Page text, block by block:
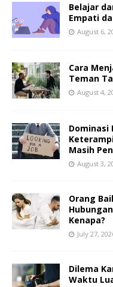
Belajar
Empati
August 6,
Cara
Teman
August 4,
Dominasi
Masih
August 3,
Orang
Kenapa?
July 27,
Dilema
Waktu